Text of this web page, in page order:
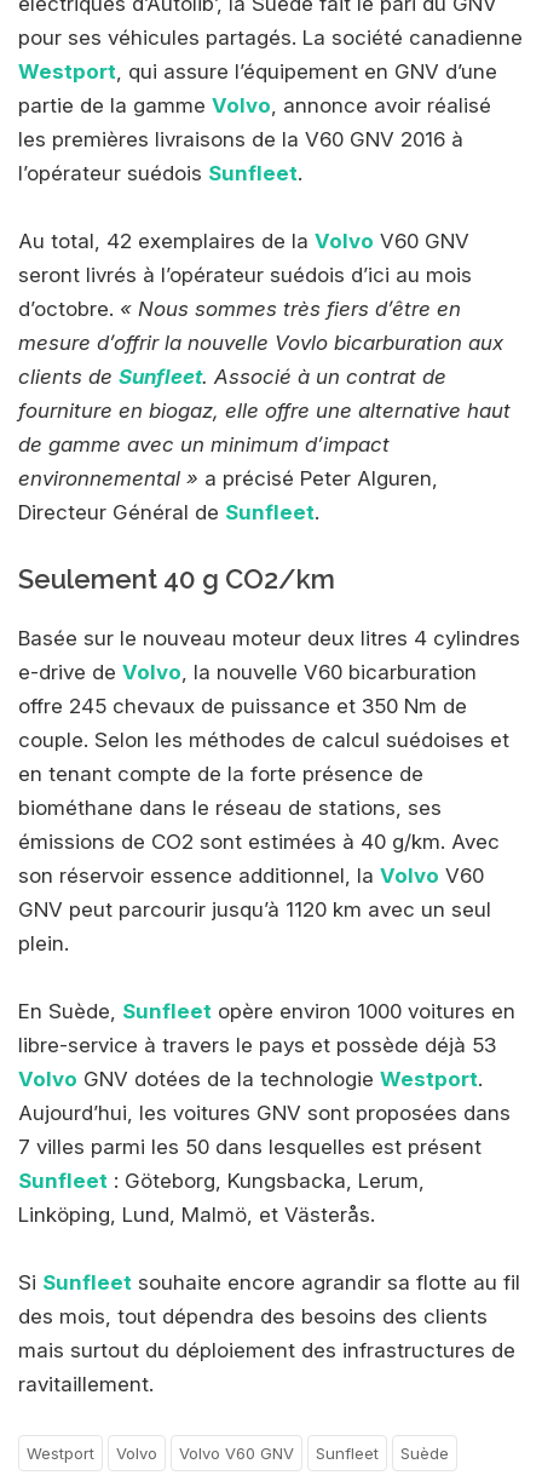
pour ses véhicules partagés. La société canadienne
Westport , qui assure l’équipement en GNV d’une
partie de la gamme Volvo , annonce avoir réalisé
les premières livraisons de la V60 GNV 2016 à
l’opérateur suédois Sunfleet.
Au total, 42 exemplaires de la Volvo V60 GNV
seront livrés à l’opérateur suédois d’ici au mois
d’octobre. « Nous sommes très fiers d’être en
mesure d’offrir la nouvelle Vovlo bicarburation aux
clients de Sunfleet. Associé à un contrat de
fourniture en biogaz, elle offre une alternative haut
de gamme avec un minimum d’impact
environnemental » a précisé Peter Alguren,
Directeur Général de Sunfleet.
Seulement 40 g CO2/km
Basée sur le nouveau moteur deux litres 4 cylindres
e-drive de Volvo , la nouvelle V60 bicarburation
offre 245 chevaux de puissance et 350 Nm de
couple. Selon les méthodes de calcul suédoises et
en tenant compte de la forte présence de
biométhane dans le réseau de stations, ses
émissions de CO2 sont estimées à 40 g/km. Avec
son réservoir essence additionnel, la Volvo V60
GNV peut parcourir jusqu’à 1120 km avec un seul
plein.
En Suède, Sunfleet opère environ 1000 voitures en
libre-service à travers le pays et possède déjà 53
Volvo GNV dotées de la technologie Westport.
Aujourd’hui, les voitures GNV sont proposées dans
7 villes parmi les 50 dans lesquelles est présent
Sunfleet : Göteborg, Kungsbacka, Lerum,
Linköping, Lund, Malmö, et Västerås.
Si Sunfleet souhaite encore agrandir sa flotte au fil
des mois, tout dépendra des besoins des clients
mais surtout du déploiement des infrastructures de
ravitaillement.
Westport Volvo Volvo V60 GNV Sunfleet Suède